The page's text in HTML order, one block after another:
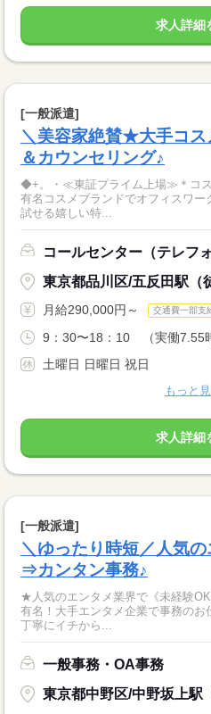
求人詳細
[一般派遣]
＼美容家絶賛★大手コ
＆カウンセリング♪
◆+。・≪東証プライム上場≫＊コスメメ
有名コスメブランドでオフィスワ
試せる嬉しい特...
コールセンター（テレフ
東京都品川区/五反田駅（
月給290,000円～ 交通費一部支
9：30〜18：10 （実働7.55
土曜日 日曜日 祝日
もっと
求人詳細
[一般派遣]
＼ゆったり時短／人気
⇒カンタン事務♪
★人気のエンタメ業界で《未経験OK》時短×事
有名！大手エンタメ企業で事務のお
丁寧にイチから...
一般事務・OA事務
東京都中野区/中野坂上駅